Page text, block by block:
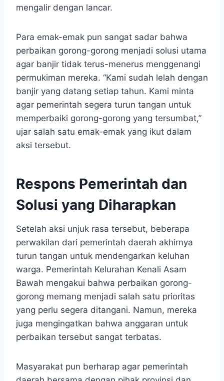
mengalir dengan lancar.
Para emak-emak pun sangat sadar bahwa
perbaikan gorong-gorong menjadi solusi utama
agar banjir tidak terus-menerus menggenangi
permukiman mereka. “Kami sudah lelah dengan
banjir yang datang setiap tahun. Kami minta
agar pemerintah segera turun tangan untuk
memperbaiki gorong-gorong yang tersumbat,”
ujar salah satu emak-emak yang ikut dalam
aksi tersebut.
Respons Pemerintah dan
Solusi yang Diharapkan
Setelah aksi unjuk rasa tersebut, beberapa
perwakilan dari pemerintah daerah akhirnya
turun tangan untuk mendengarkan keluhan
warga. Pemerintah Kelurahan Kenali Asam
Bawah mengakui bahwa perbaikan gorong-
gorong memang menjadi salah satu prioritas
yang perlu segera ditangani. Namun, mereka
juga mengingatkan bahwa anggaran untuk
perbaikan tersebut sangat terbatas.
Masyarakat pun berharap agar pemerintah